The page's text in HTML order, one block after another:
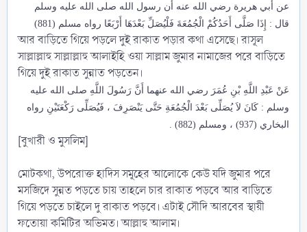
عن أبي هريرة رضي الله عنه أن رسول الله صلى الله عليه وسلم
قال : إِذَا صَلَّى أَحَدُكُمْ الْجُمُعَةَ فَلْيُصَلِّ بَعْدَهَا أَرْبَعًا رواه مسلم (881)
আর বাড়িতে গিয়ে পড়লে দুই রাকাত পড়ার কথা এসেছে। রাসূল
সাল্লাল্লাহু সাল্লাল্লাহু আলাইহি ওয়া সাল্লাম জুমার নামাজের পরে বাড়িতে
গিয়ে দুই রাকাত সুন্নাত পড়তেন।
عَنْ عَبْدِ اللَّهِ بْنِ عُمَرَ رضي الله عنهما أَنَّ رَسُولَ اللَّهِ صلى الله عليه
وسلم : كَانَ لاَ يُصَلِّى بَعْدَ الْجُمُعَةِ حَتَّى يَنْصَرِفَ ، فَيُصَلِّى رَكْعَتَيْنِ رواه
البخاري (937) ، ومسلم (882) .
[বুখারী ও মুসলিম]
মোটকথা, উপরোক্ত হাদিস সমূহের আলোকে কেউ যদি জুমার পরে
মসজিদে সুন্নত পড়তে চায় তাহলে চার রাকাত পড়বে আর বাড়িতে
গিয়ে পড়তে চাইলে দু রাকাত পড়বে। এটাই সৌদি আরবের স্থায়ী
ফতোয়া কমিটির অভিমত। আল্লাহু আলাম।